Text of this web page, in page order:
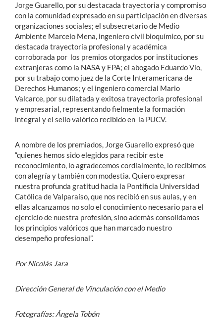
Jorge Guarello, por su destacada trayectoria y compromiso
con la comunidad expresado en su participación en diversas
organizaciones sociales; el subsecretario de Medio
Ambiente Marcelo Mena, ingeniero civil bioquímico, por su
destacada trayectoria profesional y académica
corroborada por los premios otorgados por instituciones
extranjeras como la NASA y EPA; el abogado Eduardo Vio,
por su trabajo como juez de la Corte Interamericana de
Derechos Humanos; y el ingeniero comercial Mario
Valcarce, por su dilatada y exitosa trayectoria profesional
y empresarial, representando fielmente la formación
integral y el sello valórico recibido en la PUCV.
A nombre de los premiados, Jorge Guarello expresó que
“quienes hemos sido elegidos para recibir este
reconocimiento, lo agradecemos cordialmente, lo recibimos
con alegría y también con modestia. Quiero expresar
nuestra profunda gratitud hacia la Pontificia Universidad
Católica de Valparaíso, que nos recibió en sus aulas, y en
ellas alcanzamos no solo el conocimiento necesario para el
ejercicio de nuestra profesión, sino además consolidamos
los principios valóricos que han marcado nuestro
desempeño profesional”.
Por Nicolás Jara
Dirección General de Vinculación con el Medio
Fotografías: Ángela Tobón